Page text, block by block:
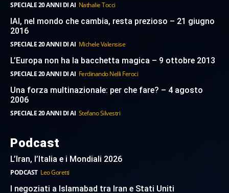
SPECIALE 20 ANNI DI AI Nathalie Tocci
IAI, nel mondo che cambia, resta prezioso – 21 giugno
2016
SPECIALE 20 ANNI DI AI Michele Valensise
L’Europa non ha la bacchetta magica – 9 ottobre 2013
SPECIALE 20 ANNI DI AI Ferdinando Nelli Feroci
Una forza multinazionale: per che fare? – 4 agosto
2006
SPECIALE 20 ANNI DI AI Stefano Silvestri
Podcast
L’Iran, l’Italia e i Mondiali 2026
PODCAST Leo Goretti
I negoziati a Islamabad tra Iran e Stati Uniti